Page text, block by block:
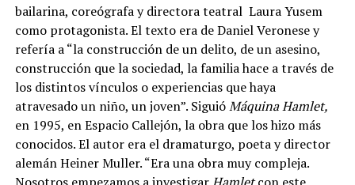
bailarina, coreógrafa y directora teatral Laura Yusem
como protagonista. El texto era de Daniel Veronese y
refería a “la construcción de un delito, de un asesino,
construcción que la sociedad, la familia hace a través de
los distintos vínculos o experiencias que haya
atravesado un niño, un joven”. SiguióMáquina Hamlet,
en 1995, en Espacio Callejón, la obra que los hizo más
conocidos. El autor era el dramaturgo, poeta y director
alemán Heiner Muller. “Era una obra muy compleja.